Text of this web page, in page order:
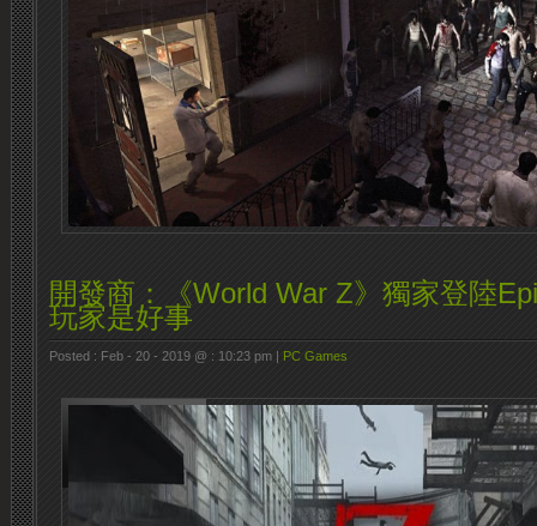
開發商：《World War Z》獨家登陸
玩家是好事
Posted : Feb - 20 - 2019 @ : 10:23 pm | PC Games